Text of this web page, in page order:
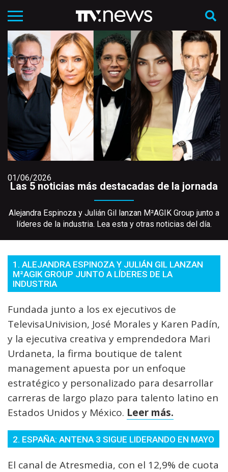
01/06/2026
Las 5 noticias más destacadas de la jornada
Alejandra Espinoza y Julián Gil lanzan M²AGIK Group junto a
líderes de la industria. Lea esta y otras noticias del día.
1. ALEJANDRA ESPINOZA Y JULIÁN GIL LANZAN
M²AGIK GROUP JUNTO A LÍDERES DE LA
INDUSTRIA
Fundada junto a los ex ejecutivos de
TelevisaUnivision, José Morales y Karen Padín,
y la ejecutiva creativa y emprendedora Mari
Urdaneta, la firma boutique de talent
management apuesta por un enfoque
estratégico y personalizado para desarrollar
carreras de largo plazo para talento latino en
Estados Unidos y México. Leer más.
2. ESPAÑA: ANTENA 3 SIGUE LIDERANDO EN MAYO
El canal de Atresmedia, con el 12,9% de cuota